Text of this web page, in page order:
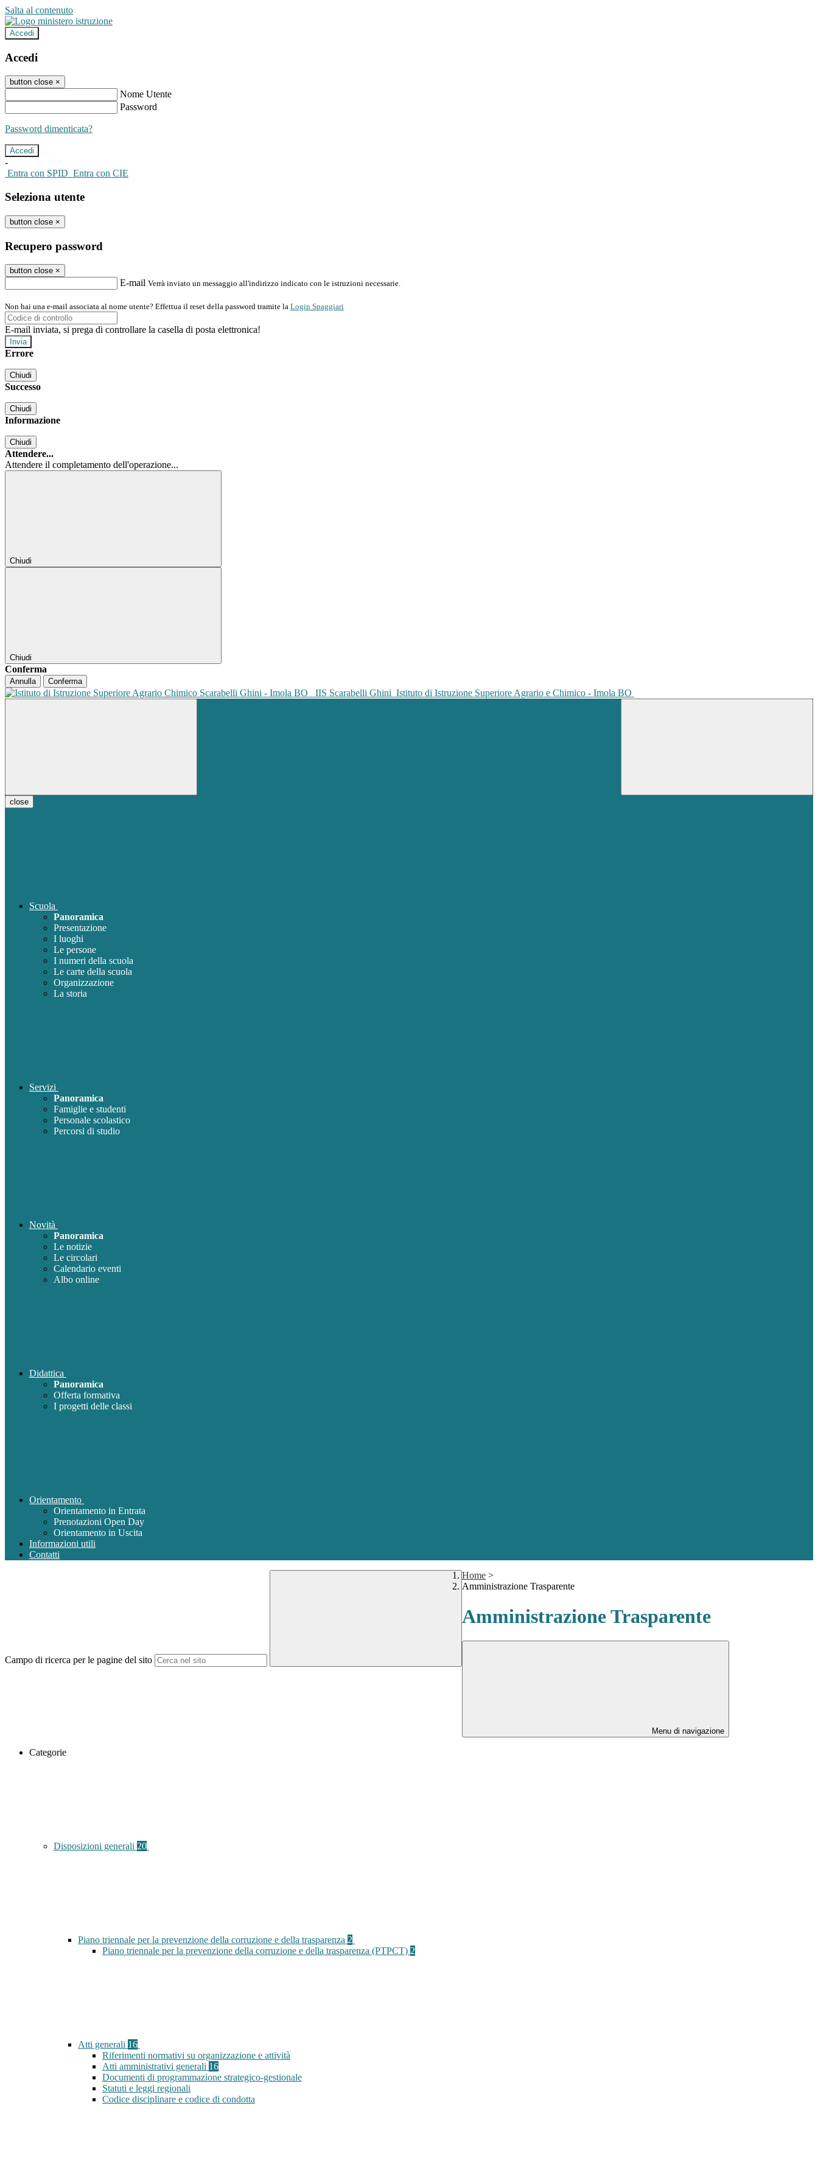
Salta al contenuto
Accedi
Accedi
button close ×
Nome Utente
Password
Password dimenticata?
-
Entra con SPID Entra con CIE
Seleziona utente
button close ×
Recupero password
button close ×
E-mail Verrà inviato un messaggio all'indirizzo indicato con le istruzioni necessarie.
Non hai una e-mail associata al nome utente? Effettua il reset della password tramite la Login Spaggiari
E-mail inviata, si prega di controllare la casella di posta elettronica!
Errore
Chiudi
Successo
Chiudi
Informazione
Chiudi
Attendere...
Attendere il completamento dell'operazione...
Chiudi
Chiudi
Conferma
Annulla Conferma
IIS Scarabelli Ghini Istituto di Istruzione Superiore Agrario e Chimico - Imola BO
close
Scuola
Panoramica
Presentazione
I luoghi
Le persone
I numeri della scuola
Le carte della scuola
Organizzazione
La storia
Servizi
Panoramica
Famiglie e studenti
Personale scolastico
Percorsi di studio
Novità
Panoramica
Le notizie
Le circolari
Calendario eventi
Albo online
Didattica
Panoramica
Offerta formativa
I progetti delle classi
Orientamento
Orientamento in Entrata
Prenotazioni Open Day
Orientamento in Uscita
Informazioni utili
Contatti
Campo di ricerca per le pagine del sito
Home >
Amministrazione Trasparente
Amministrazione Trasparente
Menu di navigazione
Categorie
Disposizioni generali 20
Piano triennale per la prevenzione della corruzione e della trasparenza 2
Piano triennale per la prevenzione della corruzione e della trasparenza (PTPCT) 2
Atti generali 16
Riferimenti normativi su organizzazione e attività
Atti amministrativi generali 16
Documenti di programmazione strategico-gestionale
Statuti e leggi regionali
Codice disciplinare e codice di condotta